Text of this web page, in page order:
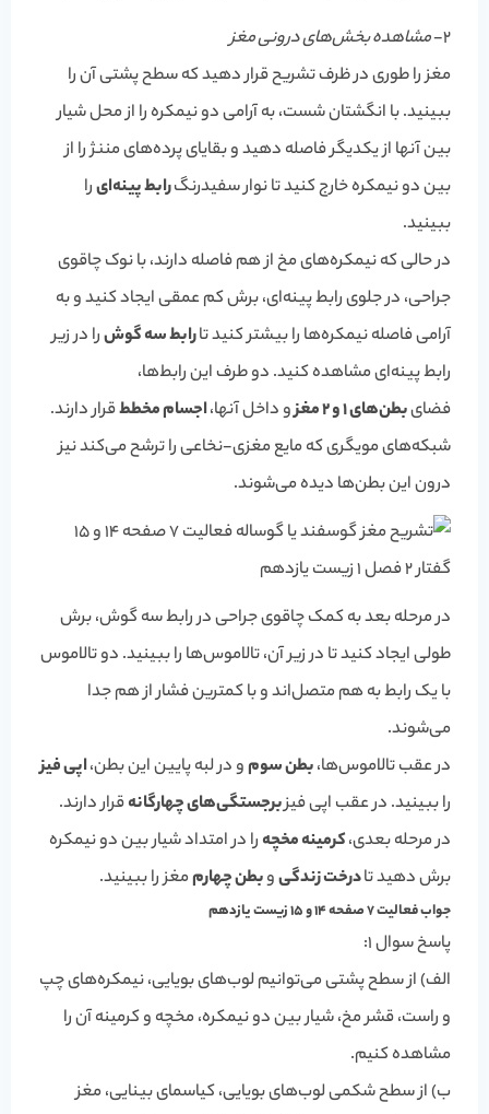
2- مشاهده بخش‌های درونی مغز
مغز را طوری در ظرف تشریح قرار دهید که سطح پشتی آن را
ببینید. با انگشتان شست، به آرامی دو نیمکره را از محل شیار
بین آنها از یکدیگر فاصله دهید و بقایای پرده‌های مننژ را از
بین دو نیمکره خارج کنید تا نوار سفیدرنگرابط پینه‌ایرا
ببینید.
در حالی که نیمکره‌های مخ از هم فاصله دارند، با نوک چاقوی
جراحی، در جلوی رابط پینه‌ای، برش کم عمقی ایجاد کنید و به
آرامی فاصله نیمکره‌ها را بیشتر کنید تارابط سه گوشرا در زیر
رابط پینه‌ای مشاهده کنید. دو طرف این رابط‌ها،
فضایبطن‌های 1 و 2 مغز و داخل آنها،اجسام مخططقرار دارند.
شبکه‌های مویگری که مایع مغزی-نخاعی را ترشح می‌کند نیز
درون این بطن‌ها دیده می‌شوند.
در مرحله بعد به کمک چاقوی جراحی در رابط سه گوش، برش
طولی ایجاد کنید تا در زیر آن، تالاموس‌ها را ببینید. دو تالاموس
با یک رابط به هم متصل‌اند و با کمترین فشار از هم جدا
می‌شوند.
در عقب تالاموس‌ها،بطن سومو در لبه پایین این بطن،اپی فیز
را ببینید. در عقب اپی فیزبرجستگی‌های چهارگانهقرار دارند.
در مرحله بعدی،کرمینه مخچه را در امتداد شیار بین دو نیمکره
برش دهید تادرخت زندگیوبطن چهارممغز را ببینید.
جواب فعالیت 7 صفحه 14 و 15 زیست یازدهم
پاسخ سوال 1:
الف) از سطح پشتی می‌توانیم لوب‌های بویایی، نیمکره‌های چپ
و راست، قشر مخ، شیار بین دو نیمکره، مخچه و کرمینه آن را
مشاهده کنیم.
ب) از سطح شکمی لوب‌های بویایی، کیاسمای بینایی، مغز